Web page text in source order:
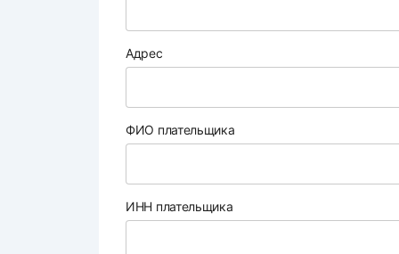
Адрес
ФИО плательщика
ИНН плательщика